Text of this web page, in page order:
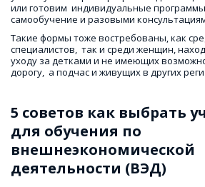
или готовим  индивидуальные
самообучение и разовыми
Такие формы тоже востребованы, как
специалистов,  так и среди женщин,
уходу за детками и не имеющих
дорогу,  а подчас и живущих в других
5 советов как выбрать
для обучения по
внешнеэкономической
деятельности (ВЭД)